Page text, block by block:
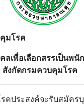
มโรค
ลเพื่อเลือกสรรเป็นพนั
สังกัดกรมควบคุมโรค
คประสงค์จะรับสมัคร